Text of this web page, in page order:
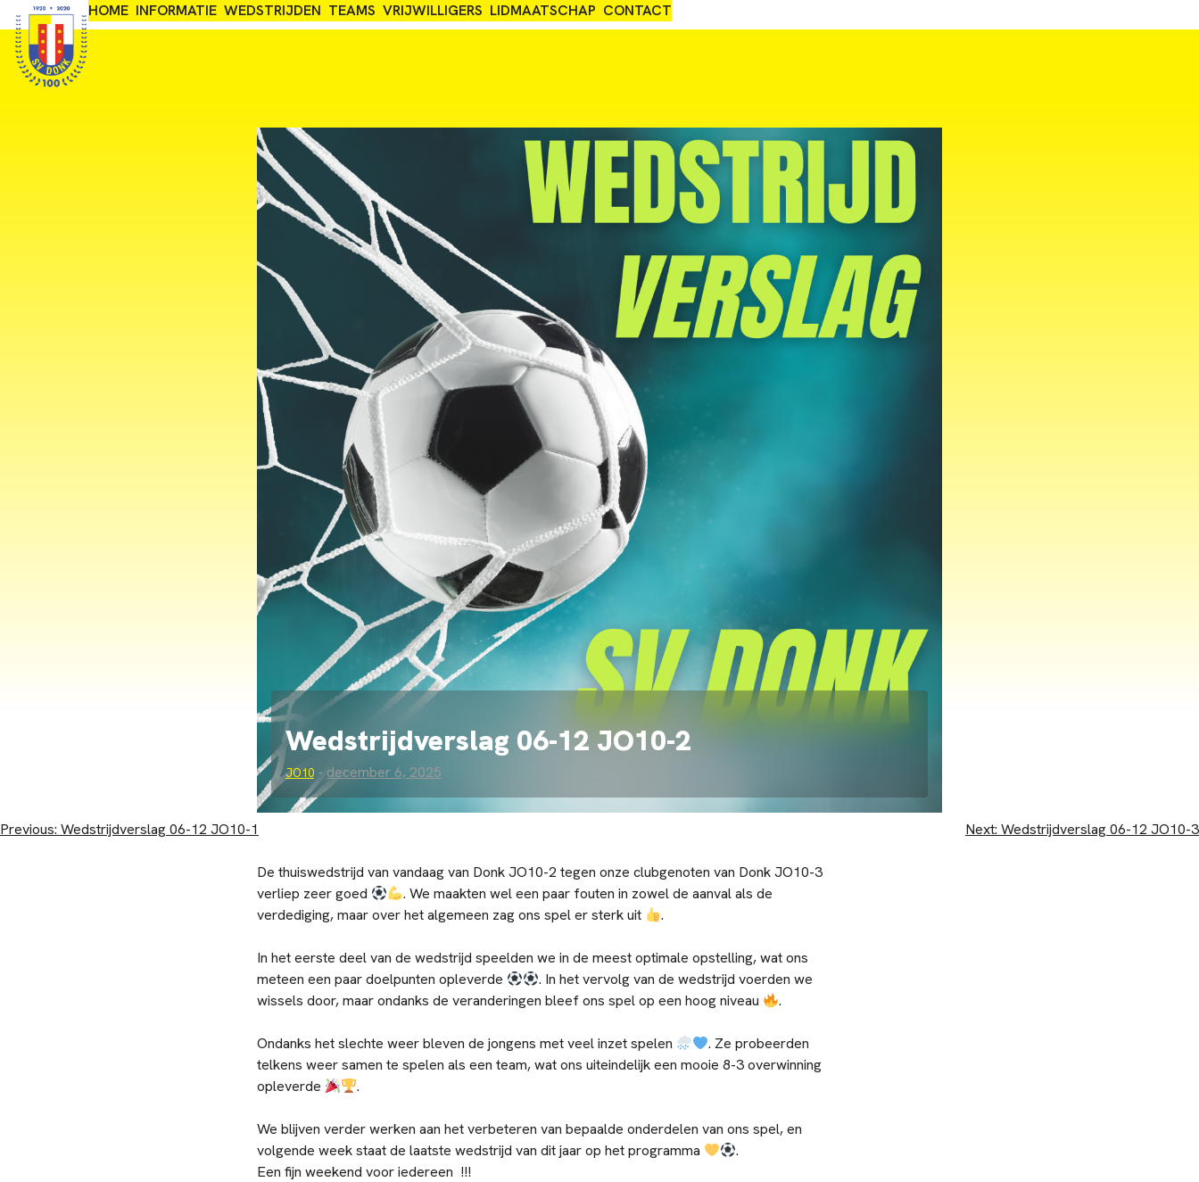
to
content
Adres: Nieuwe Donkstraat 1, 2809NJ Gouda
HOME INFORMATIE WEDSTRIJDEN TEAMS VRIJWILLIGERS LIDMAATSCHAP CONTACT
Wedstrijdverslag 06-12 JO10-2
JO10 - december 6, 2025
Bericht
Previous: Wedstrijdverslag 06-12 JO10-1 Next: Wedstrijdverslag 06-12 JO10-3
De thuiswedstrijd van vandaag van Donk JO10-2 tegen onze clubgenoten van Donk JO10-3
verliep zeer goed
. We maakten wel een paar fouten in zowel de aanval als de
verdediging, maar over het algemeen zag ons spel er sterk uit
.
In het eerste deel van de wedstrijd speelden we in de meest optimale opstelling, wat ons
meteen een paar doelpunten opleverde
. In het vervolg van de wedstrijd voerden we
wissels door, maar ondanks de veranderingen bleef ons spel op een hoog niveau
.
Ondanks het slechte weer bleven de jongens met veel inzet spelen
. Ze probeerden
telkens weer samen te spelen als een team, wat ons uiteindelijk een mooie 8-3 overwinning
opleverde
.
We blijven verder werken aan het verbeteren van bepaalde onderdelen van ons spel, en
volgende week staat de laatste wedstrijd van dit jaar op het programma
.
Een fijn weekend voor iedereen !!!